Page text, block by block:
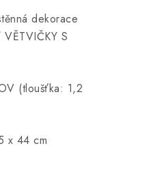
dekorace
S
(tloušťka: 1,2
x 44 cm